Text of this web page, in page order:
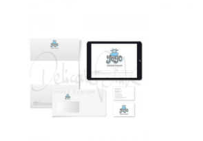
Corporate-
Designpaket